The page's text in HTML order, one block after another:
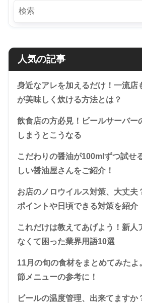
人気の記事
身近なアレを加えるだけ！一流店
が美味しく炊ける方法とは？
飲食店の方必見！ビールサーバー
しまうとこうなる
こだわりの醤油が100mlずつ試せ
しい醤油屋さんをご紹介！
お店のノロウイルス対策、大丈夫
ポイントや日頃できる対策を紹介
これだけは教えてあげよう！新人
なくて困った業界用語10選
11月の旬の食材をまとめてみたよ
節メニューの参考に！
ビールの温度管理、出来てますか